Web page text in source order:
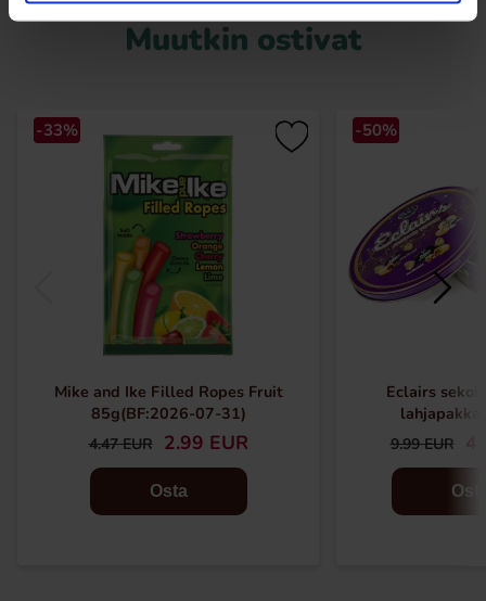
Muutkin ostivat
-33%
Mike and Ike Filled Ropes Fruit
85g(BF:2026-07-31)
4.47 EUR 2.99 EUR
Osta
-50%
Eclairs
9.99 EUR